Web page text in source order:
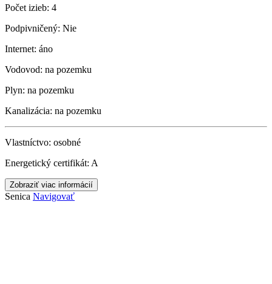
Počet izieb: 4
Podpivničený: Nie
Internet: áno
Vodovod: na pozemku
Plyn: na pozemku
Kanalizácia: na pozemku
Vlastníctvo: osobné
Energetický certifikát: A
Zobraziť viac informácií
Senica Navigovať